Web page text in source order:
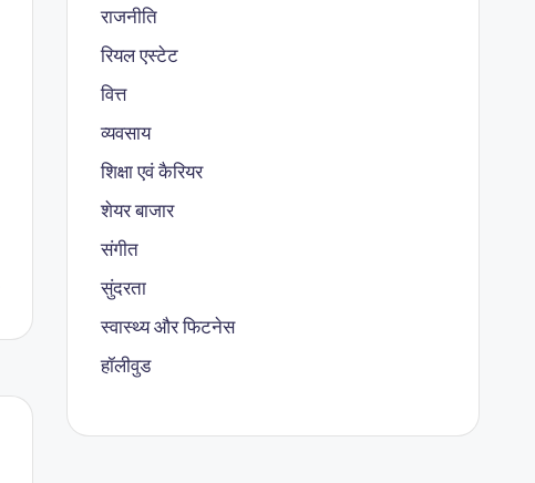
राजनीति
रियल एस्टेट
वित्त
व्यवसाय
शिक्षा एवं कैरियर
शेयर बाजार
संगीत
सुंदरता
स्वास्थ्य और फिटनेस
हॉलीवुड